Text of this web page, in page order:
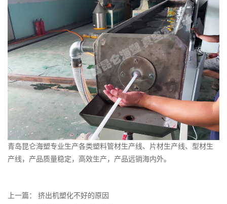
青岛昆仑海塑专业生产各类塑料管材生产线、片材生产线、型材生
产线，产品质量稳定，高效生产，产品远销海内外。
上一篇： 挤出机塑化不好的原因